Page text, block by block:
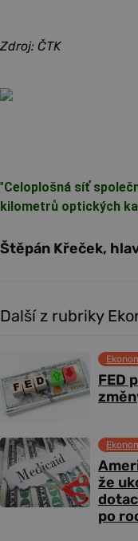
Zdroj: ČTK
"Celoplošná síť
kilometrů optických
Štěpán Křeček,
Další z rubriky
FED
že
po